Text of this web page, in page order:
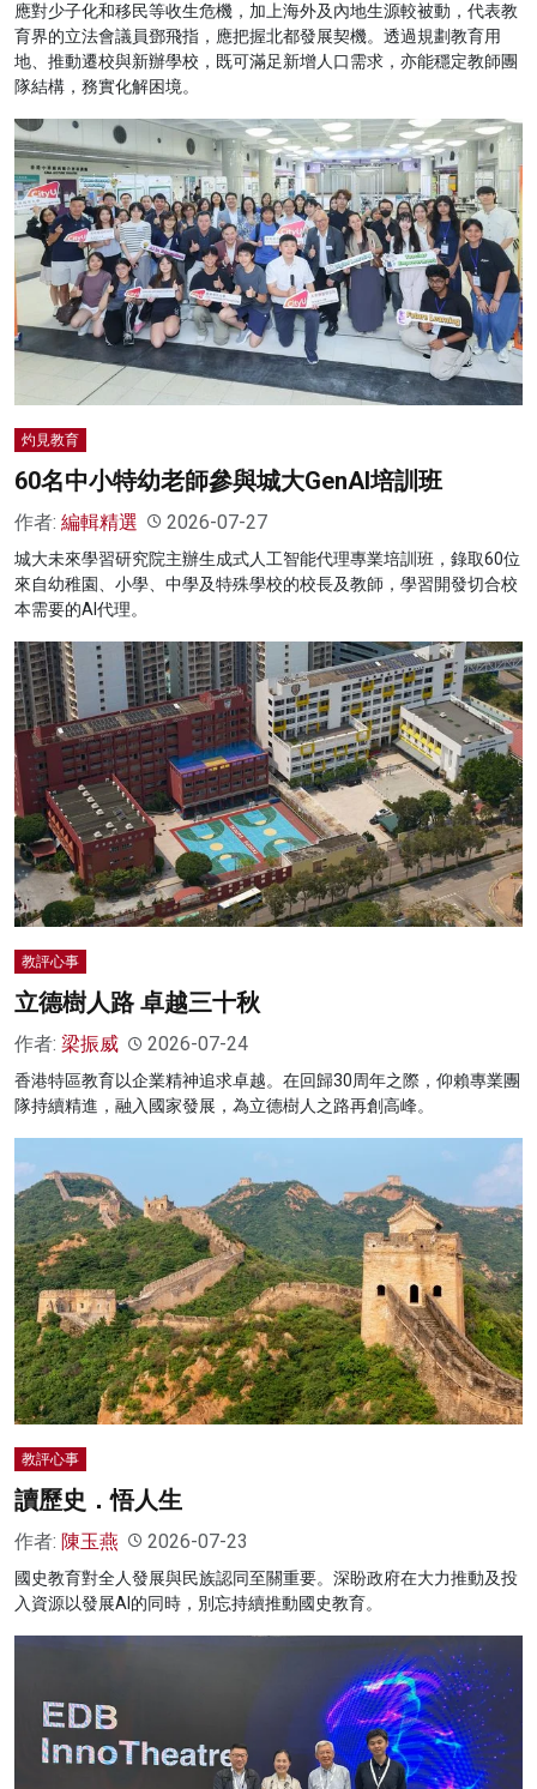
應對少子化和移民等收生危機，加上海外及內地生源較被動，代表教
育界的立法會議員鄧飛指，應把握北都發展契機。透過規劃教育用
地、推動遷校與新辦學校，既可滿足新增人口需求，亦能穩定教師團
隊結構，務實化解困境。
灼見教育
60名中小特幼老師參與城大GenAI培訓班
作者: 編輯精選 2026-07-27
城大未來學習研究院主辦生成式人工智能代理專業培訓班，錄取60位
來自幼稚園、小學、中學及特殊學校的校長及教師，學習開發切合校
本需要的AI代理。
教評心事
立德樹人路 卓越三十秋
作者: 梁振威 2026-07-24
香港特區教育以企業精神追求卓越。在回歸30周年之際，仰賴專業團
隊持續精進，融入國家發展，為立德樹人之路再創高峰。
教評心事
讀歷史．悟人生
作者: 陳玉燕 2026-07-23
國史教育對全人發展與民族認同至關重要。深盼政府在大力推動及投
入資源以發展AI的同時，別忘持續推動國史教育。